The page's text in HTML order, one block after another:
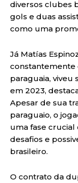
diversos clubes
gols e duas
como uma
Já Matías
constantemente
paraguaia,
em 2023,
Apesar de sua
paraguaio, o
uma fase crucial
desafios e
brasileiro.
O contrato da